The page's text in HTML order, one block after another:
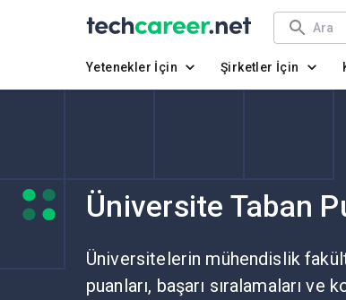
Yetenekler İçin Şirketler İçin
Üniversite Taban
Üniversitelerin mühendislik
puanları, başarı sıralamaları ve